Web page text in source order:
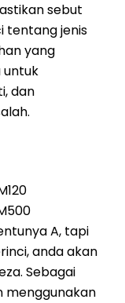
sebut
tentang jenis
yang
untuk
dan
A, tapi
anda akan
Sebagai
menggunakan